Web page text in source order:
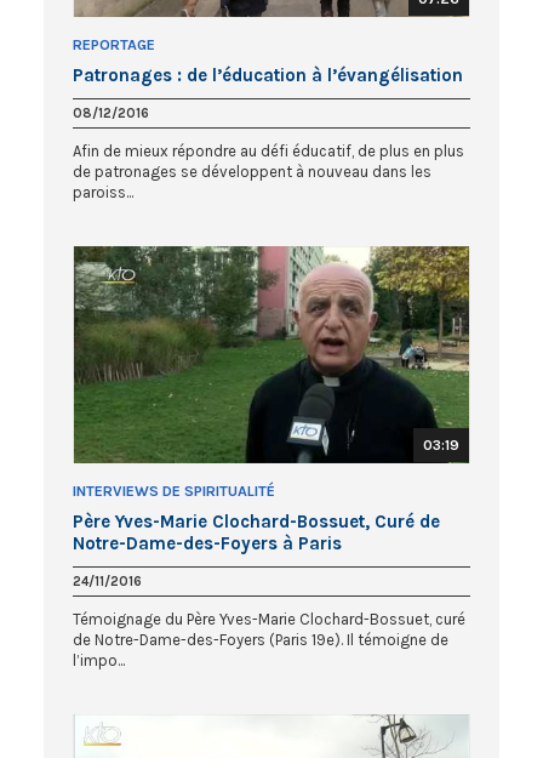
REPORTAGE
Patronages : de l’éducation à l’évangélisation
08/12/2016
Afin de mieux répondre au défi éducatif, de plus en plus
de patronages se développent à nouveau dans les
paroiss...
03:19
INTERVIEWS DE SPIRITUALITÉ
Père Yves-Marie Clochard-Bossuet, Curé de
Notre-Dame-des-Foyers à Paris
24/11/2016
Témoignage du Père Yves-Marie Clochard-Bossuet, curé
de Notre-Dame-des-Foyers (Paris 19e). Il témoigne de
l’impo...